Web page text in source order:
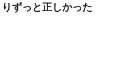
ずっと正しかった